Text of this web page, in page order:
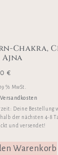
Chakra,
Ajna
€
% MwSt.
Versandkosten
Deine Bestellung
der nächsten 4-8
und versendet!
Warenkorb